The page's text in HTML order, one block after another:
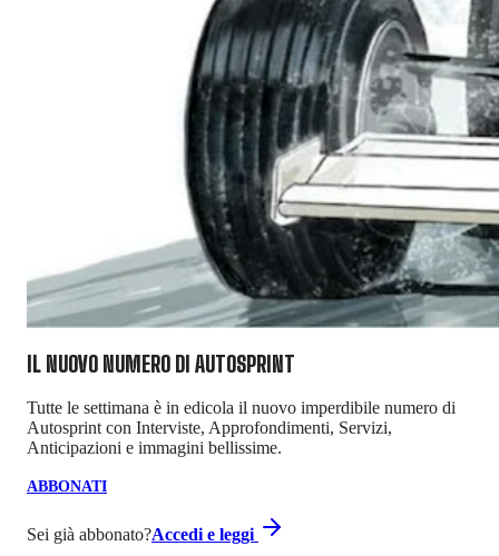
IL NUOVO NUMERO DI AUTOSPRINT
Tutte le settimana è in edicola il nuovo imperdibile numero di
Autosprint con Interviste, Approfondimenti, Servizi,
Anticipazioni e immagini bellissime.
ABBONATI
Sei già abbonato?Accedi e leggi